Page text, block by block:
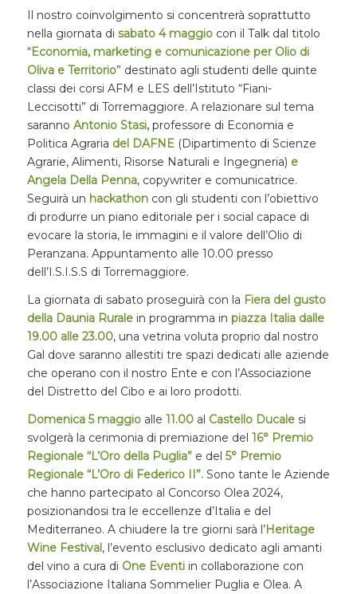
Il nostro coinvolgimento si concentrerà soprattutto
nella giornata di sabato 4 maggiocon il Talk dal titolo
“Economia, marketing e comunicazione per Olio di
Oliva e Territorio” destinato agli studenti delle quinte
classi dei corsi AFM e LES dell’Istituto “Fiani-
Leccisotti” di Torremaggiore. A relazionare sul tema
saranno Antonio Stasi, professore di Economia e
Politica Agraria del DAFNE(Dipartimento di Scienze
Agrarie, Alimenti, Risorse Naturali e Ingegneria) e
Angela Della Penna, copywriter e comunicatrice.
Seguirà un hackathoncon gli studenti con l’obiettivo
di produrre un piano editoriale per i social capace di
evocare la storia, le immagini e il valore dell’Olio di
Peranzana. Appuntamento alle 10.00 presso
dell’I.S.I.S.S di Torremaggiore.
La giornata di sabato proseguirà con la Fiera del gusto
della Daunia Ruralein programma in piazza Italia dalle
19.00 alle 23.00, una vetrina voluta proprio dal nostro
Gal dove saranno allestiti tre spazi dedicati alle aziende
che operano con il nostro Ente e con l’Associazione
del Distretto del Cibo e ai loro prodotti.
Domenica 5 maggioalle 11.00al Castello Ducalesi
svolgerà la cerimonia di premiazione del 16° Premio
Regionale “L’Oro della Puglia” e del 5° Premio
Regionale “L’Oro di Federico II”.Sono tante le Aziende
che hanno partecipato al Concorso Olea 2024,
posizionandosi tra le eccellenze d’Italia e del
Mediterraneo. A chiudere la tre giorni sarà l’Heritage
Wine Festival, l’evento esclusivo dedicato agli amanti
del vino a cura di One Eventi in collaborazione con
l’Associazione Italiana Sommelier Puglia e Olea. A